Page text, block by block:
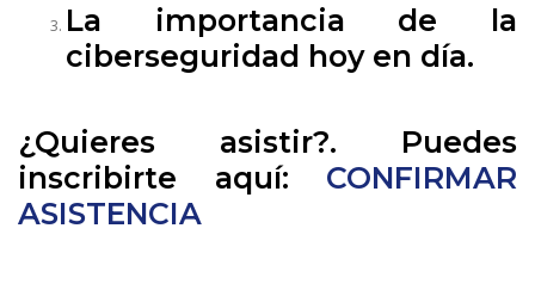
La importancia de la
ciberseguridad hoy en día.
¿Quieres asistir?. Puedes
inscribirte aquí: CONFIRMAR
ASISTENCIA